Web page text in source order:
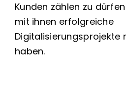
Kunden zählen zu
mit ihnen erfolgreiche
Digitalisierungsprojekte
haben.